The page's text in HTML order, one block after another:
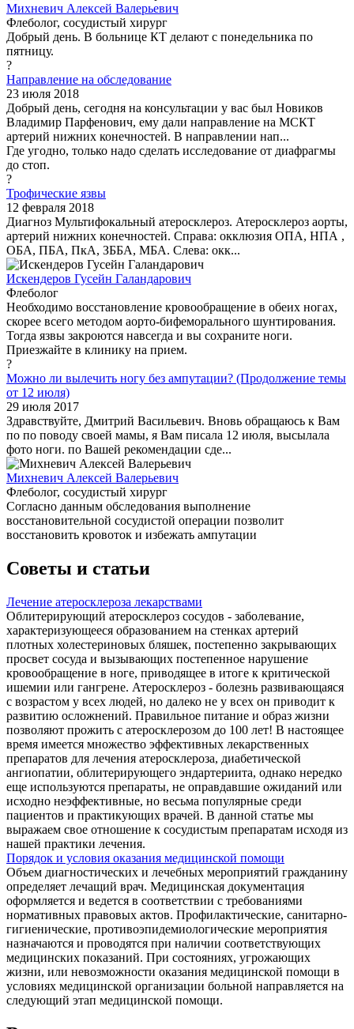
Михневич Алексей Валерьевич
Флеболог, сосудистый хирург
Добрый день. В больнице КТ делают с понедельника по
пятницу.
?
Направление на обследование
23 июля 2018
Добрый день, сегодня на консультации у вас был Новиков
Владимир Парфенович, ему дали направление на МСКТ
артерий нижних конечностей. В направлении нап...
Где угодно, только надо сделать исследование от диафрагмы
до стоп.
?
Трофические язвы
12 февраля 2018
Диагноз Мультифокальный атеросклероз. Атеросклероз аорты,
артерий нижних конечностей. Справа: окклюзия ОПА, НПА ,
ОБА, ПБА, ПкА, ЗББА, МБА. Слева: окк...
Искендеров Гусейн Галандарович
Флеболог
Необходимо восстановление кровообращение в обеих ногах,
скорее всего методом аорто-бифеморального шунтирования.
Тогда язвы закроются навсегда и вы сохраните ноги.
Приезжайте в клинику на прием.
?
Можно ли вылечить ногу без ампутации? (Продолжение темы
от 12 июля)
29 июля 2017
Здравствуйте, Дмитрий Васильевич. Вновь обращаюсь к Вам
по по поводу своей мамы, я Вам писала 12 июля, высылала
фото ноги. по Вашей рекомендации сде...
Михневич Алексей Валерьевич
Флеболог, сосудистый хирург
Согласно данным обследования выполнение
восстановительной сосудистой операции позволит
восстановить кровоток и избежать ампутации
Советы и статьи
Лечение атеросклероза лекарствами
Облитерирующий атеросклероз сосудов - заболевание,
характеризующееся образованием на стенках артерий
плотных холестериновых бляшек, постепенно закрывающих
просвет сосуда и вызывающих постепенное нарушение
кровообращение в ноге, приводящее в итоге к критической
ишемии или гангрене. Атеросклероз - болезнь развивающаяся
с возрастом у всех людей, но далеко не у всех он приводит к
развитию осложнений. Правильное питание и образ жизни
позволяют прожить с атеросклерозом до 100 лет! В настоящее
время имеется множество эффективных лекарственных
препаратов для лечения атеросклероза, диабетической
ангиопатии, облитерирующего эндартериита, однако нередко
еще используются препараты, не оправдавшие ожиданий или
исходно неэффективные, но весьма популярные среди
пациентов и практикующих врачей. В данной статье мы
выражаем свое отношение к сосудистым препаратам исходя из
нашей практики лечения.
Порядок и условия оказания медицинской помощи
Объем диагностических и лечебных мероприятий гражданину
определяет лечащий врач. Медицинская документация
оформляется и ведется в соответствии с требованиями
нормативных правовых актов. Профилактические, санитарно-
гигиенические, противоэпидемиологические мероприятия
назначаются и проводятся при наличии соответствующих
медицинских показаний. При состояниях, угрожающих
жизни, или невозможности оказания медицинской помощи в
условиях медицинской организации больной направляется на
следующий этап медицинской помощи.